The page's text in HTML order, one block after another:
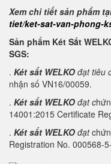
Xem chi tiết sản phẩm
tiet/ket-sat-van-phong-
Sản phẩm Két Sắt
SGS:
. Két sắt WELKO đạt tiêu
nhận số VN16/00059.
. Két sắt WELKO đạt c
14001:2015 Certificate
. Két sắt WELKO đạt
Registration No. 000568-